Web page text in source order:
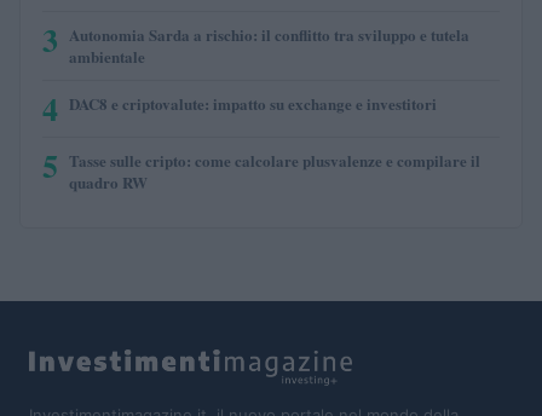
3 Autonomia Sarda a rischio: il conflitto tra sviluppo e tutela
ambientale
4 DAC8 e criptovalute: impatto su exchange e investitori
5 Tasse sulle cripto: come calcolare plusvalenze e compilare il
quadro RW